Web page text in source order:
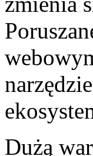
Dużą